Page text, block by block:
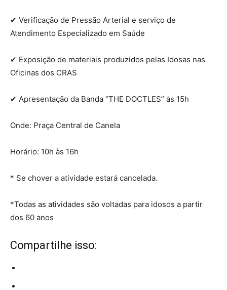
✔ Verificação de Pressão Arterial e serviço de
Atendimento Especializado em Saúde
✔ Exposição de materiais produzidos pelas Idosas nas
Oficinas dos CRAS
✔ Apresentação da Banda “THE DOCTLES” às 15h
Onde: Praça Central de Canela
Horário: 10h às 16h
* Se chover a atividade estará cancelada.
*Todas as atividades são voltadas para idosos a partir
dos 60 anos
Compartilhe isso: